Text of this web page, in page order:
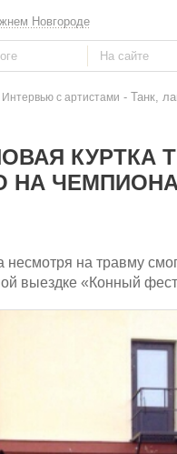
Новгороде
Интервью с артистами - Танк,
КУРТКА
НА
на травму
выездке «Конный